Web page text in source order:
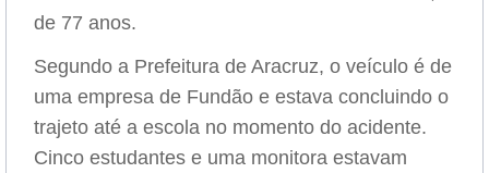
de 77 anos.
Segundo a Prefeitura de Aracruz, o veículo é de
uma empresa de Fundão e estava concluindo o
trajeto até a escola no momento do acidente.
Cinco estudantes e uma monitora estavam